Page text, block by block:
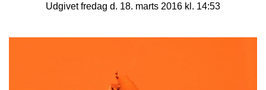
Udgivet fredag d. 18. marts 2016 kl. 14:53